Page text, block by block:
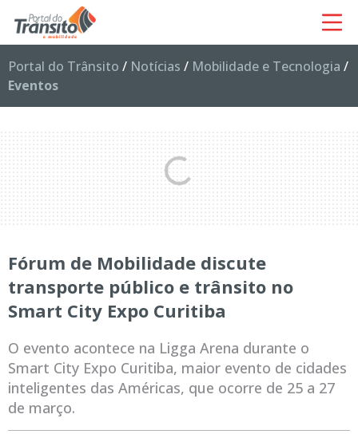
Portal do Trânsito / Notícias / Mobilidade e Tecnologia /
Eventos
Fórum de Mobilidade discute
transporte público e trânsito no
Smart City Expo Curitiba
O evento acontece na Ligga Arena durante o
Smart City Expo Curitiba, maior evento de cidades
inteligentes das Américas, que ocorre de 25 a 27
de março.